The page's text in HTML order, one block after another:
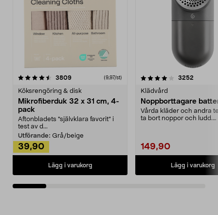
3809recensioner (9,97/st)
Köksrengöring & disk
Mikrofiberduk 32 x 31 cm, 4-
pack
Aftonbladets "självklara favorit” i
test av d...
Utförande: Grå/beige
39,90
Lägg i varukorg
4.0av 5 stjärnor 3252
Klädvård
Noppborttagare
Vårda kläder och andra
ta bort noppor och ludd.
149,90
Lägg i varukorg
4.5av 5 stjärnor